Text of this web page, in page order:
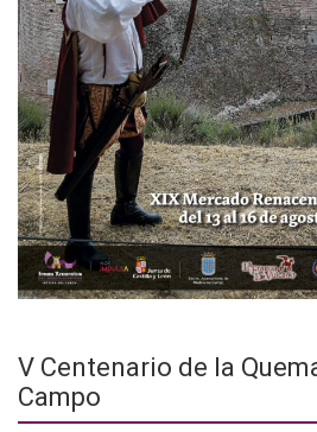
V Centenario de la
Campo